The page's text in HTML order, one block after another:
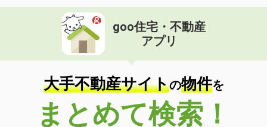
goo住宅・不動産
アプリ
大手不動産サイトの物件を
まとめて検索！